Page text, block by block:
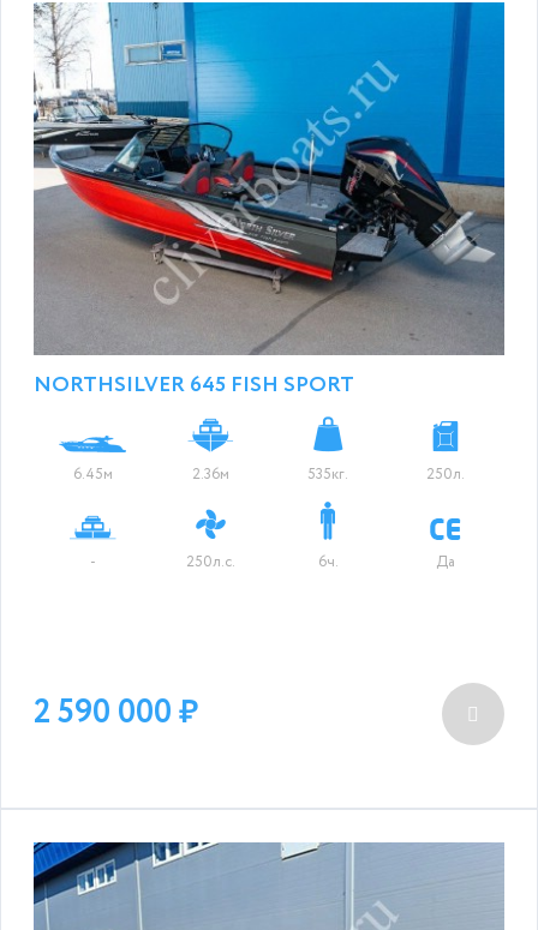
NORTHSILVER 645 FISH SPORT
6.45м 2.36м 535кг. 250л.
- 250л.с. 6ч. Да
2 590 000